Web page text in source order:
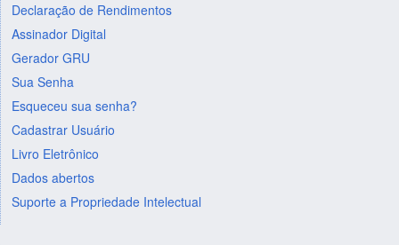
Declaração de Rendimentos
Assinador Digital
Gerador GRU
Sua Senha
Esqueceu sua senha?
Cadastrar Usuário
Livro Eletrônico
Dados abertos
Suporte a Propriedade Intelectual